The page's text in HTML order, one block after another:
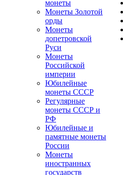
монеты
Монеты Золотой
орды
Монеты
допетровской
Руси
Монеты
Российской
империи
Юбилейные
монеты СССР
Регулярные
монеты СССР и
РФ
Юбилейные и
памятные монеты
России
Монеты
иностранных
государств